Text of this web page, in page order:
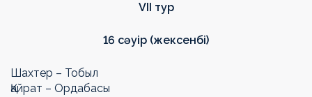
VII тур
16 сәуір (жексенбі)
Шахтер – Тобыл
Қайрат – Ордабасы